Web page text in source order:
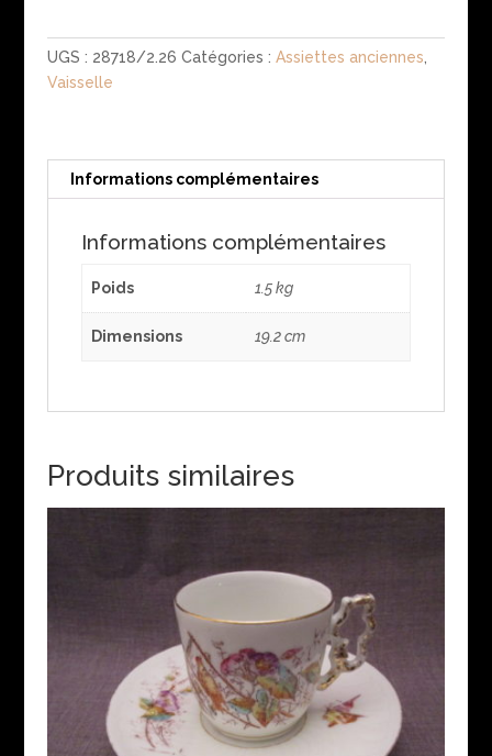
UGS : 28718/2.26 Catégories : Assiettes anciennes,
Vaisselle
Informations complémentaires
Informations complémentaires
Poids 1.5 kg
Dimensions 19.2 cm
Produits similaires